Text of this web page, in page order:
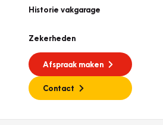
Historie vakgarage
Zekerheden
Afspraak maken
Contact